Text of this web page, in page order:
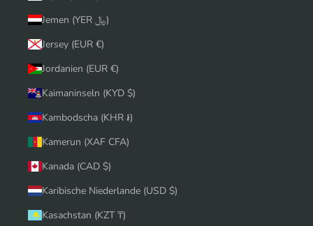
Jemen (YER ﷼)
Jersey (EUR €)
Jordanien (EUR €)
Kaimaninseln (KYD $)
Kambodscha (KHR ៛)
Kamerun (XAF CFA)
Kanada (CAD $)
Karibische Niederlande (USD $)
Kasachstan (KZT ₸)